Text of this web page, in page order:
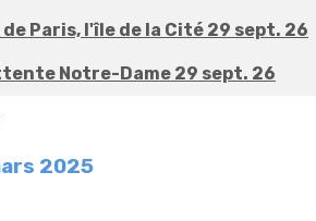
Paris, l'île de la Cité 29 sept. 26
Notre-Dame 29 sept. 26
2025